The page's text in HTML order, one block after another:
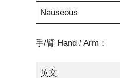
Nauseous
手/臂 Hand / Arm：
英文